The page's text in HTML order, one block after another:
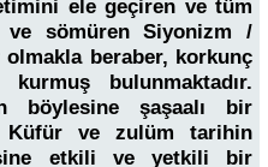
ele geçiren ve tüm
ve sömüren Siyonizm /
olmakla beraber, korkunç
bulunmaktadır.
böylesine şaşaalı bir
Küfür ve zulüm tarihin
etkili ve yetkili bir